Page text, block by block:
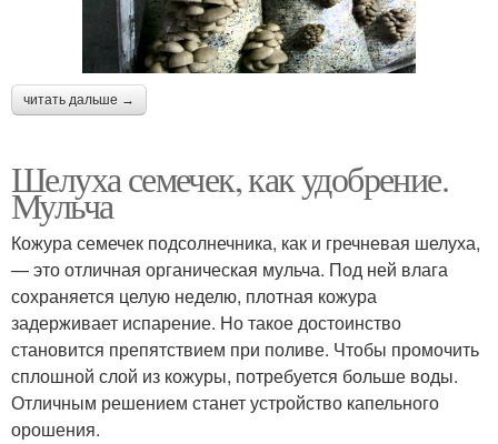
читать дальше →
Шелуха семечек, как удобрение.
Мульча
Кожура семечек подсолнечника, как и гречневая шелуха,
— это отличная органическая мульча. Под ней влага
сохраняется целую неделю, плотная кожура
задерживает испарение. Но такое достоинство
становится препятствием при поливе. Чтобы промочить
сплошной слой из кожуры, потребуется больше воды.
Отличным решением станет устройство капельного
орошения.